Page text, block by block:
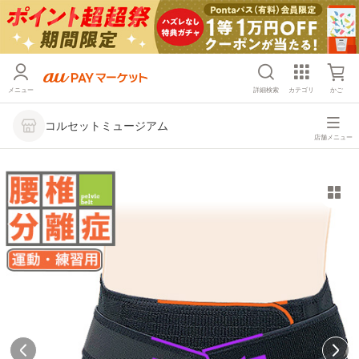
メニュー 詳細検索 カテゴリ かご
コルセットミュージアム
店舗メニュー